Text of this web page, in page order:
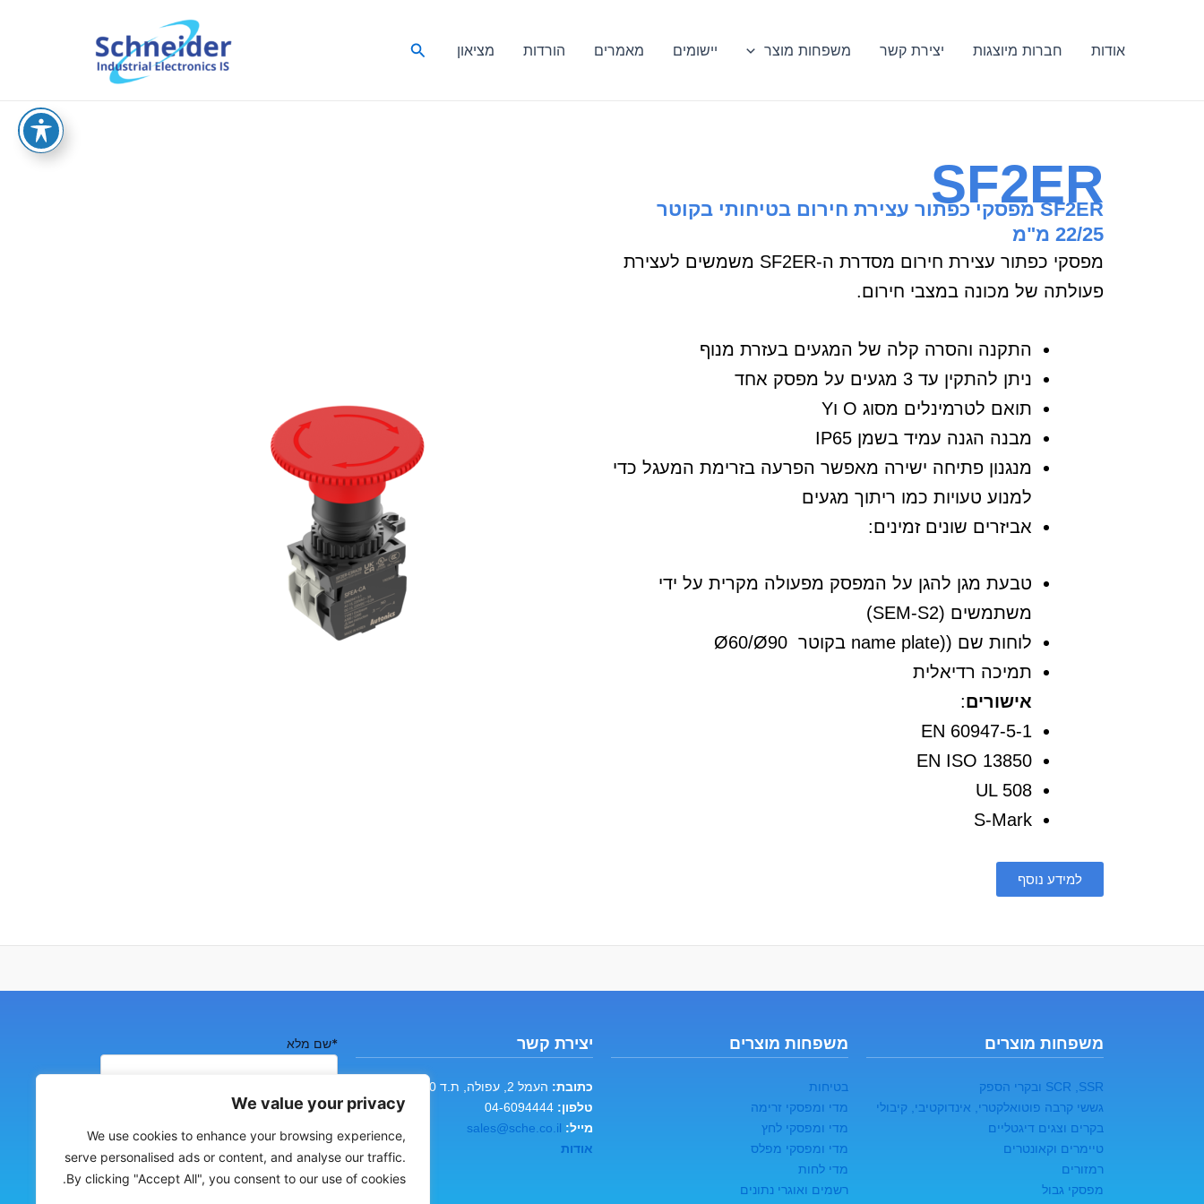
We value your privacy
We use cookies to enhance your browsing experience,
serve personalised ads or content, and analyse our traffic.
By clicking "Accept All", you consent to our use of cookies.
אודות
חברות מיוצגות יצירת קשר משפחות מוצר יישומים מאמרים הורדות מציאון חיפוש
SF2ER
SF2ER מפסקי כפתור עצירת חירום בטיחותי בקוטר
22/25 מ"מ
מפסקי כפתור עצירת חירום מסדרת ה-SF2ER משמשים לעצירת
פעולתה של מכונה במצבי חירום.
התקנה והסרה קלה של המגעים בעזרת מנוף
ניתן להתקין עד 3 מגעים על מפסק אחד
תואם לטרמינלים מסוג O וY
מבנה הגנה עמיד בשמן IP65
מנגנון פתיחה ישירה מאפשר הפרעה בזרימת המעגל כדי
למנוע טעויות כמו ריתוך מגעים
אביזרים שונים זמינים:
טבעת מגן להגן על המפסק מפעולה מקרית על ידי
משתמשים (SEM-S2)
לוחות שם ((name plate בקוטר Ø60/Ø90
תמיכה רדיאלית
אישורים:
EN 60947-5-1
EN ISO 13850
UL 508
S-Mark
למידע נוסף
משפחות מוצרים
SCR ,SSR ובקרי הספק
גששי קרבה פוטואלקטרי, אינדוקטיבי, קיבולי
בקרים וצגים דיגטליים
טיימרים וקאונטרים
רמזורים
מפסקי גבול
משפחות מוצרים
בטיחות
מדי ומפסקי זרימה
מדי ומפסקי לחץ
מדי ומפסקי מפלס
מדי לחות
רשמים ואוגרי נתונים
יצירת קשר
כתובת: העמל 2, עפולה, ת.ד 60
טלפון:
מייל: sales@sche.co.il
אודות
*שם מלא